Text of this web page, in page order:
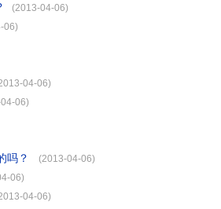
(2013-04-06)
06)
04-06)
06)
吗？ (2013-04-06)
06)
04-06)